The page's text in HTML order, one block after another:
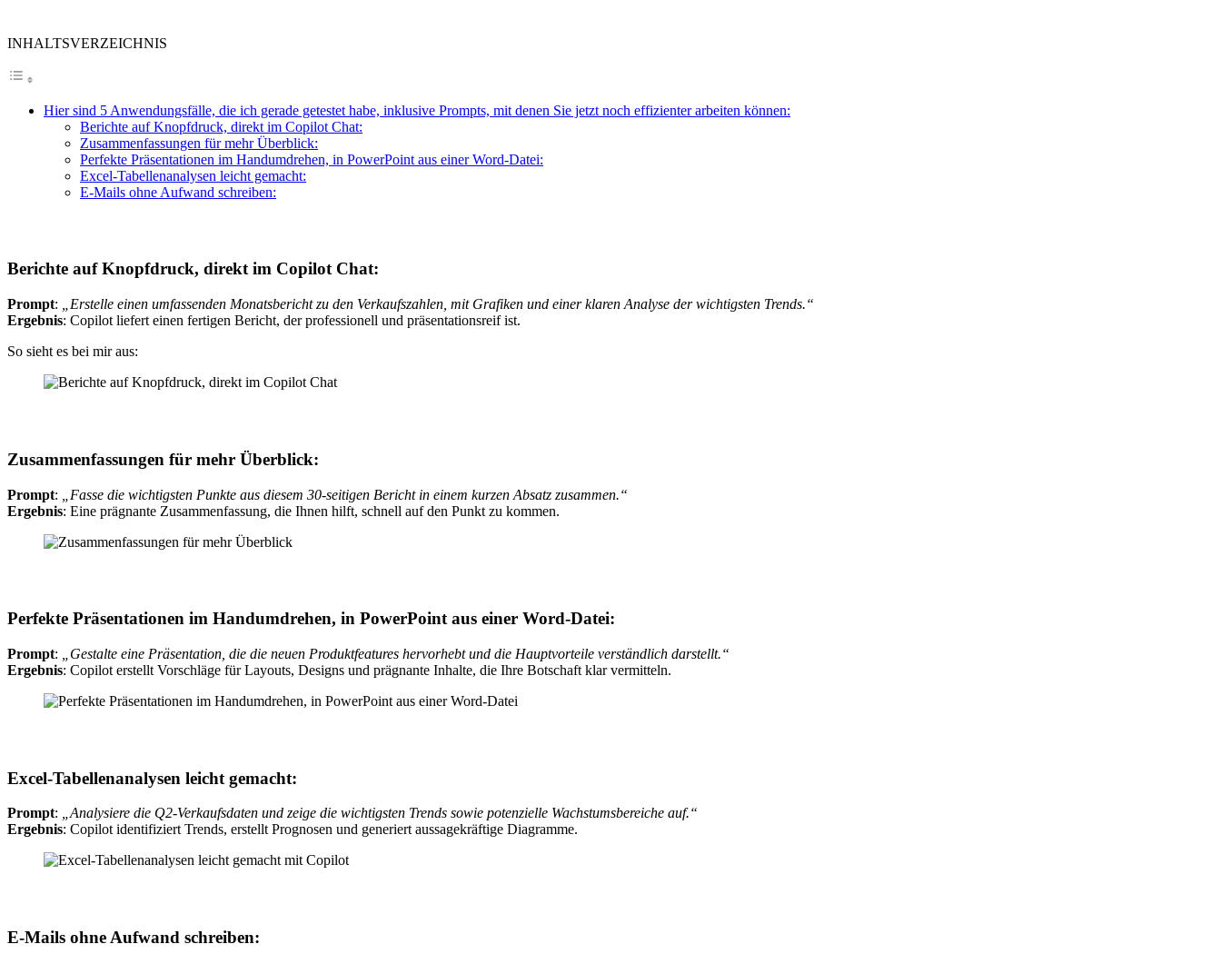
INHALTSVERZEICHNIS
Hier sind 5 Anwendungsfälle, die ich gerade getestet habe, inklusive Prompts, mit denen Sie jetzt noch effizienter arbeiten können:
Berichte auf Knopfdruck, direkt im Copilot Chat:
Zusammenfassungen für mehr Überblick:
Perfekte Präsentationen im Handumdrehen, in PowerPoint aus einer Word-Datei:
Excel-Tabellenanalysen leicht gemacht:
E-Mails ohne Aufwand schreiben:
Berichte auf Knopfdruck, direkt im Copilot Chat:
Prompt:
„Erstelle einen umfassenden Monatsbericht zu den Verkaufszahlen, mit Grafiken und einer klaren Analyse der wichtigsten Trends.“
Ergebnis: Copilot liefert einen fertigen Bericht, der professionell und präsentationsreif ist.
So sieht es bei mir aus:
Zusammenfassungen für mehr Überblick:
Prompt:
„Fasse die wichtigsten Punkte aus diesem 30-seitigen Bericht in einem kurzen Absatz zusammen.“
Ergebnis: Eine prägnante Zusammenfassung, die Ihnen hilft, schnell auf den Punkt zu kommen.
Perfekte Präsentationen im Handumdrehen, in PowerPoint aus einer Word-Datei:
Prompt:
„Gestalte eine Präsentation, die die neuen Produktfeatures hervorhebt und die Hauptvorteile verständlich darstellt.“
Ergebnis: Copilot erstellt Vorschläge für Layouts, Designs und prägnante Inhalte, die Ihre Botschaft klar vermitteln.
Excel-Tabellenanalysen leicht gemacht:
Prompt: „Analysiere die Q2-Verkaufsdaten und zeige die wichtigsten Trends sowie potenzielle Wachstumsbereiche auf.“
Ergebnis: Copilot identifiziert Trends, erstellt Prognosen und generiert aussagekräftige Diagramme.
E-Mails ohne Aufwand schreiben: